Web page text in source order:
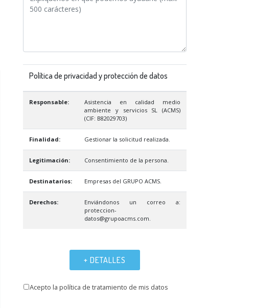
Política de privacidad y protección de datos
Responsable:
Asistencia en calidad medio
ambiente y servicios SL (ACMS)
(CIF: B82029703)
Finalidad: Gestionar la solicitud realizada.
Legitimación: Consentimiento de la persona.
Destinatarios: Empresas del GRUPO ACMS.
Derechos:
Enviándonos un correo a:
proteccion-
datos@grupoacms.com.
+ DETALLES
Acepto la política de tratamiento de mis datos